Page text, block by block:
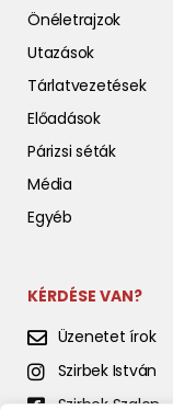
Önéletrajzok
Utazások
Tárlatvezetések
Előadások
Párizsi séták
Média
Egyéb
KÉRDÉSE VAN?
Üzenetet írok
Szirbek István
Szirbek Szalon